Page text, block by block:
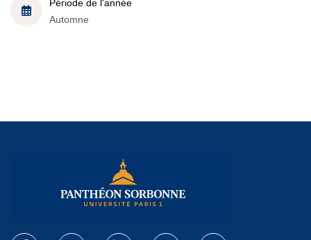
Période de l'année
Automne